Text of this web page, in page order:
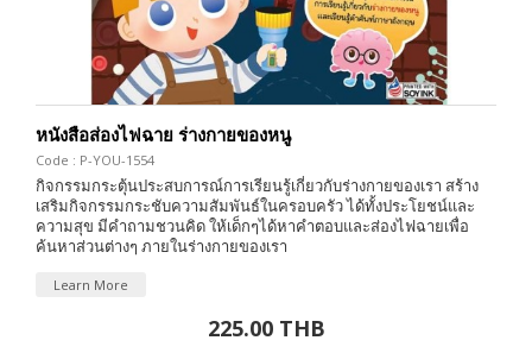
หนังสือส่องไฟฉาย ร่างกายของหนู
Code : P-YOU-1554
กิจกรรมกระตุ้นประสบการณ์การเรียนรู้เกี่ยวกับร่างกายของเรา สร้าง
เสริมกิจกรรมกระชับความสัมพันธ์ในครอบครัว ได้ทั้งประโยชน์และ
ความสุข มีคำถามชวนคิด ให้เด็กๆได้หาคำตอบและส่องไฟฉายเพื่อ
ค้นหาส่วนต่างๆ ภายในร่างกายของเรา
Learn More
225.00 THB